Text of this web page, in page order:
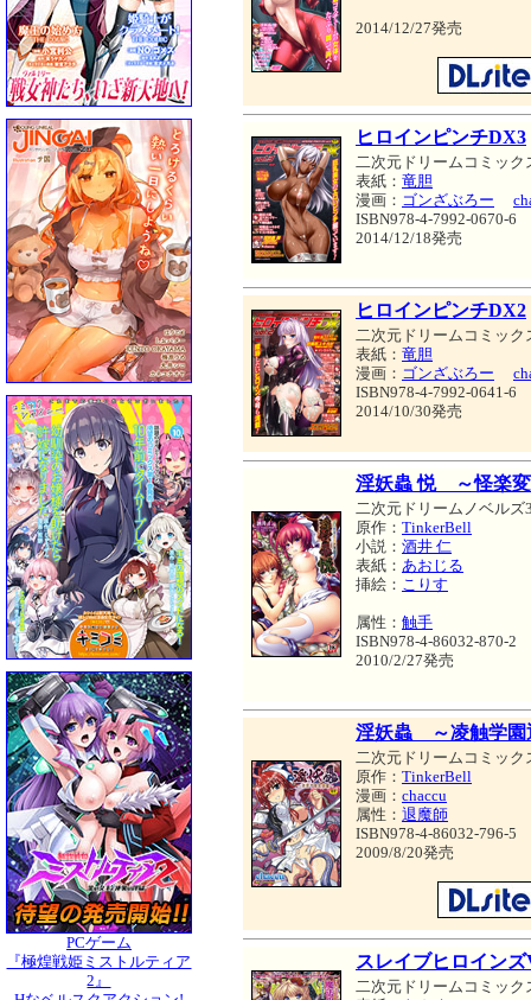
PCゲーム
『極煌戦姫ミストルティア
2』
2014/12/27発売
ヒロインピンチDX3
二次元ドリームコミック
表紙： 竜胆
漫画： ゴンざぶろー
ISBN978-4-7992-0670-6
2014/12/18発売
ヒロインピンチDX2
二次元ドリームコミック
表紙： 竜胆
漫画： ゴンざぶろー
ISBN978-4-7992-0641-6
2014/10/30発売
淫妖蟲 悦 ～怪楽
二次元ドリームノベルズ
原作： TinkerBell
小説： 酒井 仁
表紙： あおじる
挿絵： こりす
属性： 触手
ISBN978-4-86032-870-2
2010/2/27発売
淫妖蟲 ～凌触学園
二次元ドリームコミック
原作： TinkerBell
漫画： chaccu
属性： 退魔師
ISBN978-4-86032-796-5
2009/8/20発売
スレイブヒロインズ
二次元ドリームコミック